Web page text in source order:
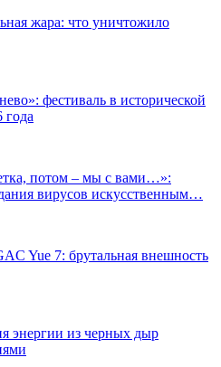
жара: что уничтожило
фестиваль в исторической
года
потом – мы с вами…»:
вирусов искусственным…
Yue 7: брутальная внешность
энергии из черных дыр